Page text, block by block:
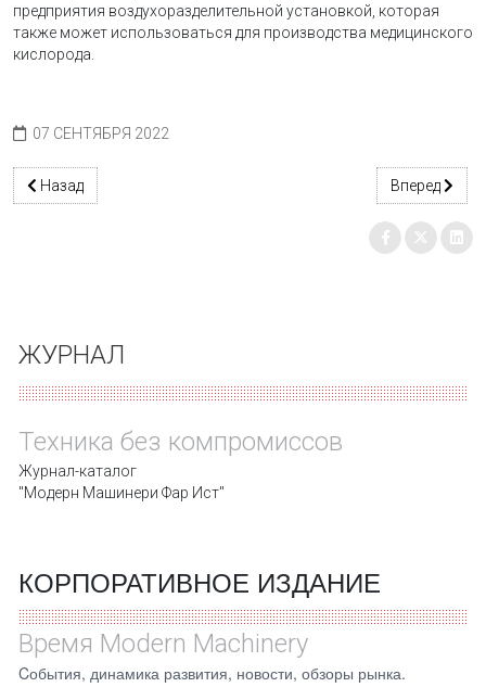
предприятия воздухоразделительной установкой, которая
также может использоваться для производства медицинского
кислорода.
07 СЕНТЯБРЯ 2022
Предыдущий: Строительство новой базы на Наталкинском
Назад Следующий:
Вперед
ЖУРНАЛ
Техника без компромиссов
Журнал-каталог
"Модерн Машинери Фар Ист"
КОРПОРАТИВНОЕ ИЗДАНИЕ
Время Modern Machinery
Cобытия, динамика развития, новости, обзоры рынка.